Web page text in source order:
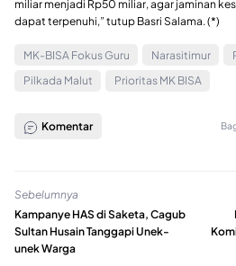
miliar menjadi Rp50 miliar, agar jaminan
dapat terpenuhi,” tutup Basri Salama. (*)
MK-BISA Fokus Guru Narasitimur
Pilkada Malut
Prioritas MK BISA
Komentar
Sebelumnya
Kampanye HAS di Saketa, Cagub
Sultan Husain Tanggapi Unek-
unek Warga